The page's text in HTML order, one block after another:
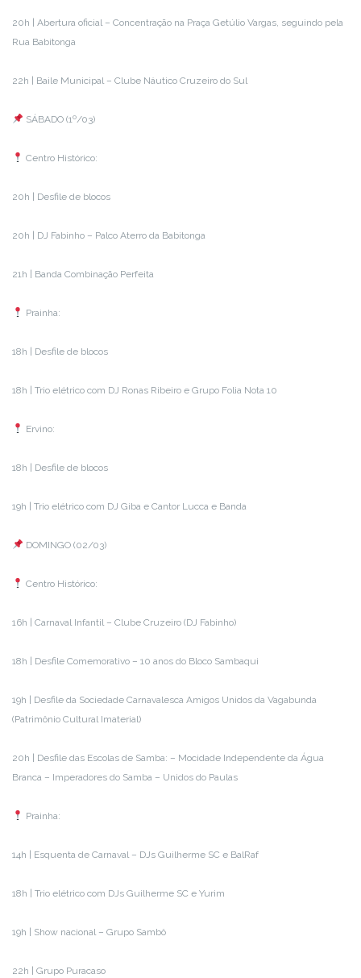
20h | Abertura oficial – Concentração na Praça Getúlio Vargas, seguindo pela
Rua Babitonga
22h | Baile Municipal – Clube Náutico Cruzeiro do Sul
SÁBADO (1º/03)
Centro Histórico:
20h | Desfile de blocos
20h | DJ Fabinho – Palco Aterro da Babitonga
21h | Banda Combinação Perfeita
Prainha:
18h | Desfile de blocos
18h | Trio elétrico com DJ Ronas Ribeiro e Grupo Folia Nota 10
Ervino:
18h | Desfile de blocos
19h | Trio elétrico com DJ Giba e Cantor Lucca e Banda
DOMINGO (02/03)
Centro Histórico:
16h | Carnaval Infantil – Clube Cruzeiro (DJ Fabinho)
18h | Desfile Comemorativo – 10 anos do Bloco Sambaqui
19h | Desfile da Sociedade Carnavalesca Amigos Unidos da Vagabunda
(Patrimônio Cultural Imaterial)
20h | Desfile das Escolas de Samba: – Mocidade Independente da Água
Branca – Imperadores do Samba – Unidos do Paulas
Prainha:
14h | Esquenta de Carnaval – DJs Guilherme SC e BalRaf
18h | Trio elétrico com DJs Guilherme SC e Yurim
19h | Show nacional – Grupo Sambô
22h | Grupo Puracaso